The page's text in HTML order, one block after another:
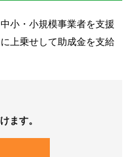
小・小規模事業者を支援
上乗せして助成金を支給
ます。